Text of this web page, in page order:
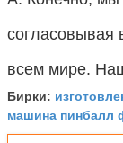
согласовывая
всем мире.
Бирки:
машина пинбалл